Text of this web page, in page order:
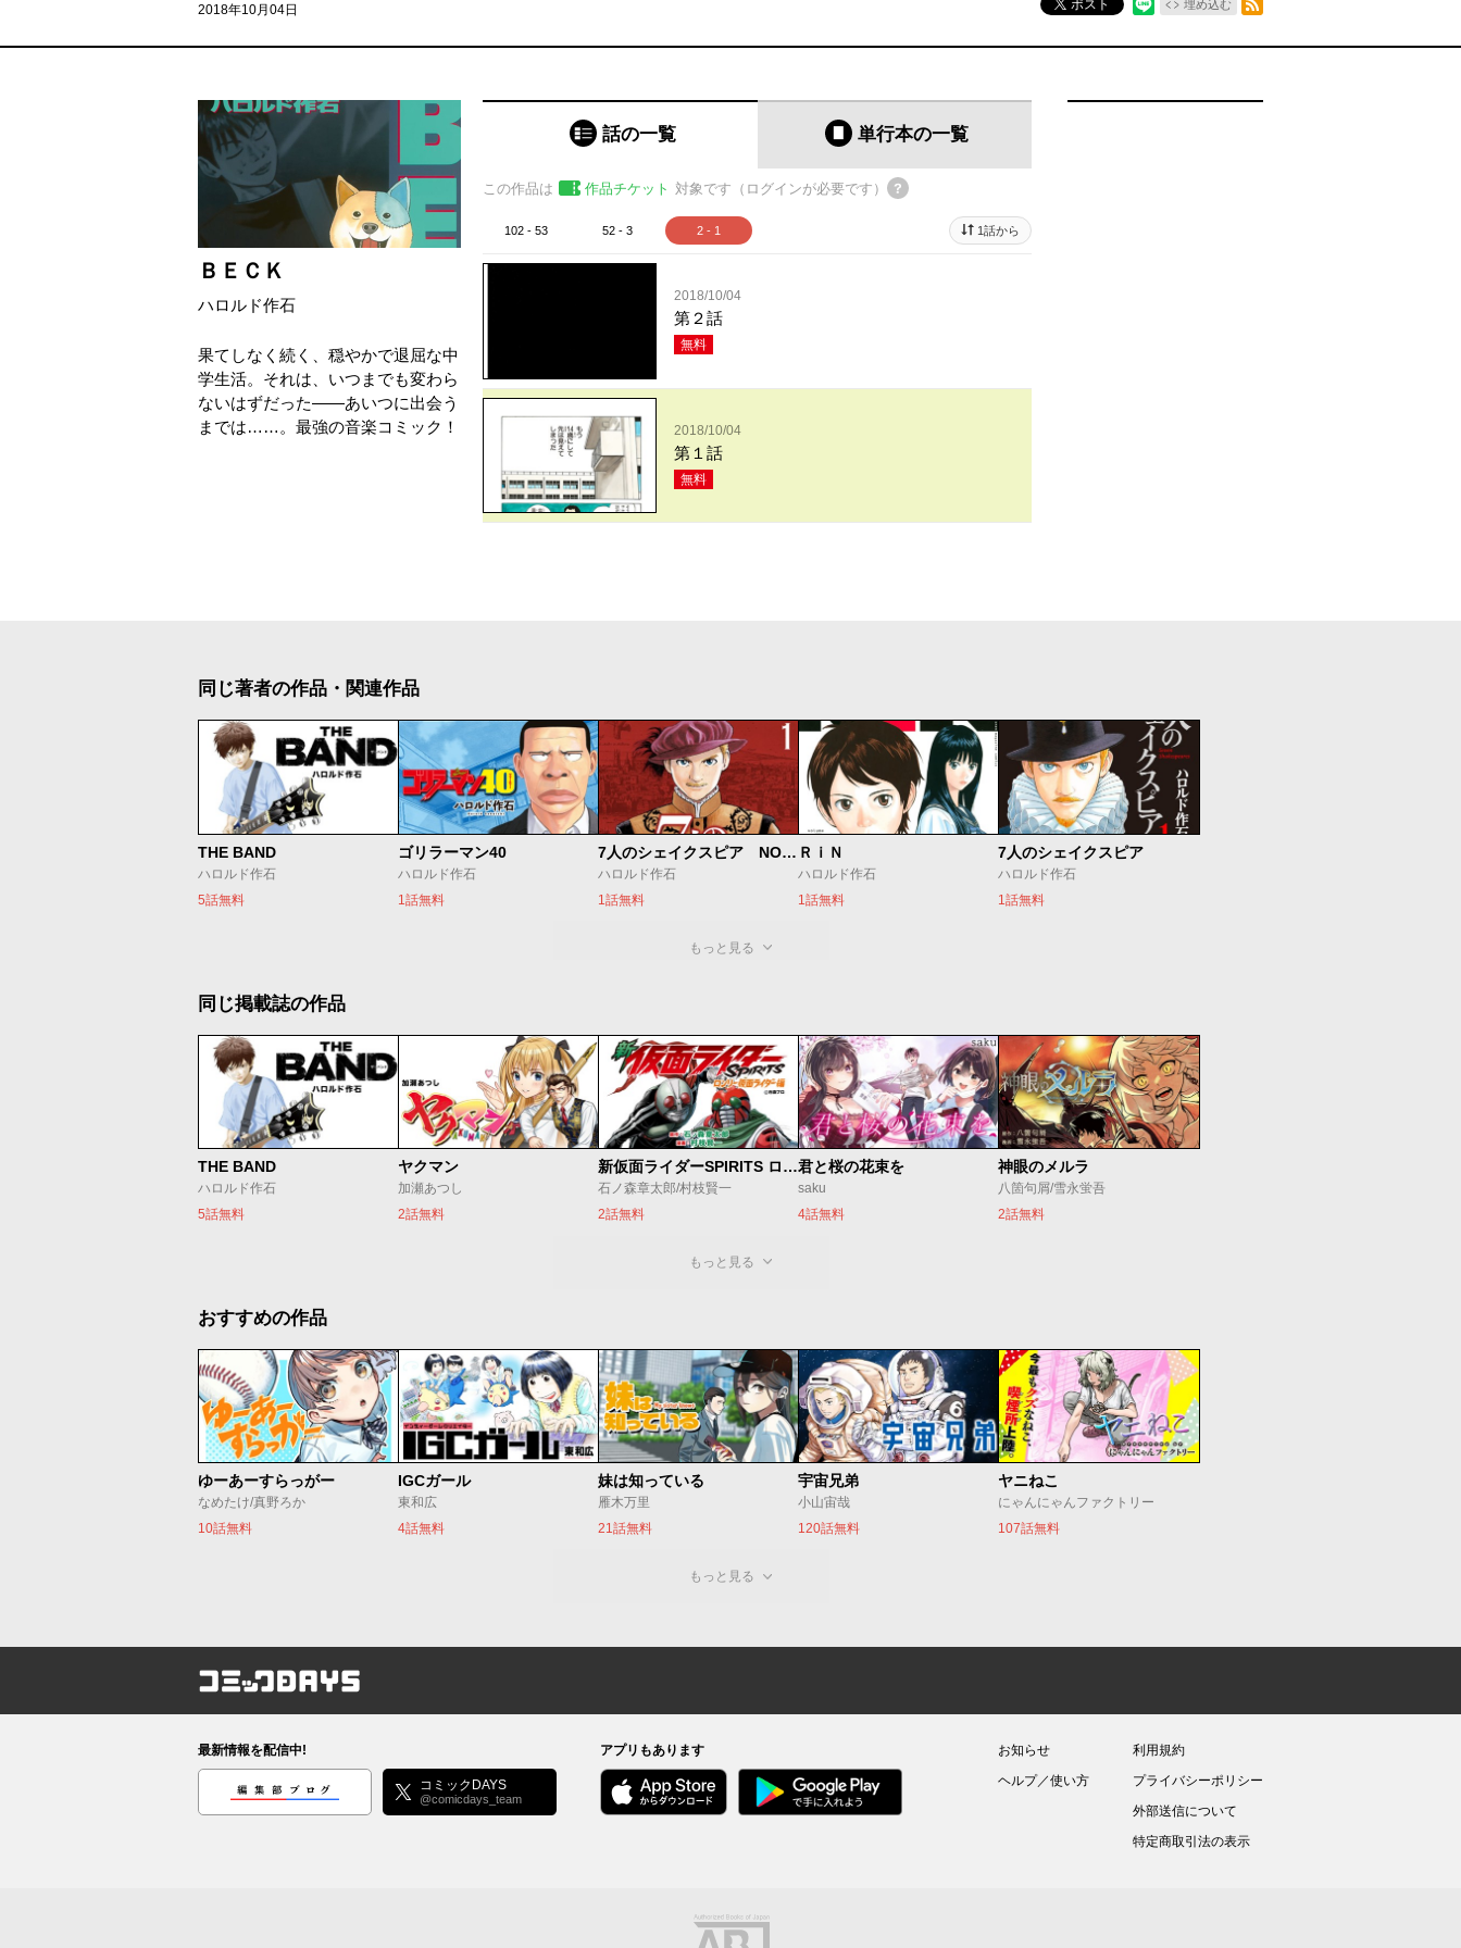
2018年10月04日 ポスト 埋め込む
ＢＥＣＫ
ハロルド作石
果てしなく続く、穏やかで退屈な中
学生活。それは、いつまでも変わら
ないはずだった――あいつに出会う
までは……。最強の音楽コミック！
話の一覧 単行本の一覧
この作品は 作品チケット 対象です（ログインが必要です）
102 - 53 52 - 3 2 - 1 1話から
2018/10/04
第２話
無料
2018/10/04
第１話
無料
同じ著者の作品・関連作品
THE BAND
ハロルド作石
5話無料
ゴリラーマン40
ハロルド作石
1話無料
7人のシェイクスピア NON SANZ DROICT
ハロルド作石
1話無料
ＲｉＮ
ハロルド作石
1話無料
7人のシェイクスピア
ハロルド作石
1話無料
もっと見る
同じ掲載誌の作品
THE BAND
ハロルド作石
5話無料
ヤクマン
加瀬あつし
2話無料
新仮面ライダーSPIRITS ロンリー仮面ライダー編
石ノ森章太郎/村枝賢一
2話無料
君と桜の花束を
saku
4話無料
神眼のメルラ
八箇句屑/雪永蛍吾
2話無料
もっと見る
おすすめの作品
ゆーあーすらっがー
なめたけ/真野ろか
10話無料
IGCガール
東和広
4話無料
妹は知っている
雁木万里
21話無料
宇宙兄弟
小山宙哉
120話無料
ヤニねこ
にゃんにゃんファクトリー
107話無料
もっと見る
コミックDAYS
最新情報を配信中!
編集部ブログ コミックDAYS
@comicdays_team
アプリもあります
お知らせ
ヘルプ／使い方
利用規約
プライバシーポリシー
外部送信について
特定商取引法の表示